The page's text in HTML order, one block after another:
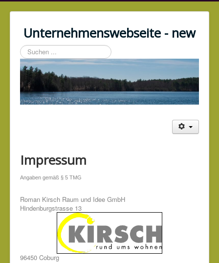
Unternehmenswebseite - new
Suchen
...
Impressum
Angaben gemäß § 5 TMG
Roman Kirsch Raum und Idee GmbH
Hindenburgstrasse 13
96450 Coburg